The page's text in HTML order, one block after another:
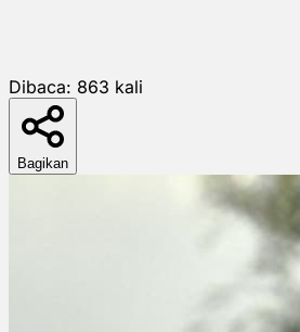
Dibaca: 863 kali
Bagikan